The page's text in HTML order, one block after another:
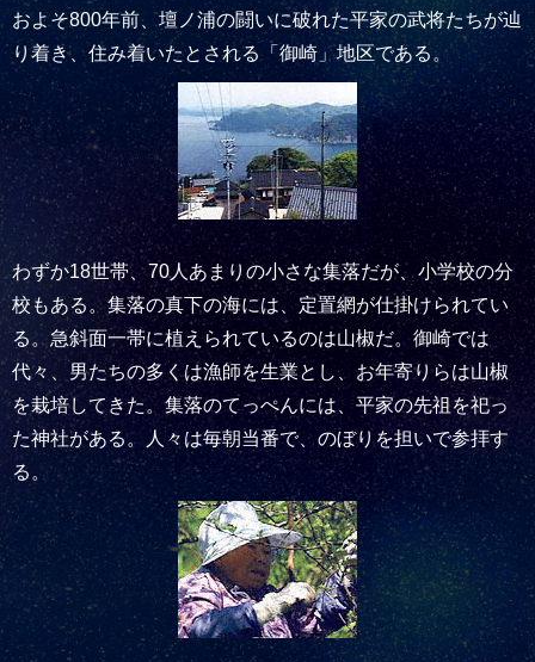
およそ800年前、壇ノ浦の闘いに破れた平家の武将たちが辿
り着き、住み着いたとされる「御崎」地区である。
わずか18世帯、70人あまりの小さな集落だが、小学校の分
校もある。集落の真下の海には、定置網が仕掛けられてい
る。急斜面一帯に植えられているのは山椒だ。御崎では
代々、男たちの多くは漁師を生業とし、お年寄りらは山椒
を栽培してきた。集落のてっぺんには、平家の先祖を祀っ
た神社がある。人々は毎朝当番で、のぼりを担いで参拝す
る。